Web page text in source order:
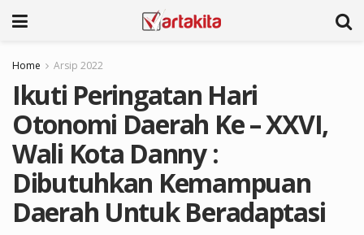
Home Arsip 2022
Ikuti Peringatan Hari
Otonomi Daerah Ke – XXVI,
Wali Kota Danny :
Dibutuhkan Kemampuan
Daerah Untuk Beradaptasi